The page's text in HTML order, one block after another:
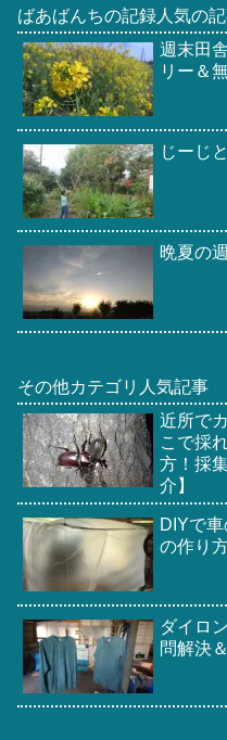
ばあばんちの記録人気の
週末田
リー＆
じーじ
晩夏の
その他カテゴリ人気記事
近所で
こで採
方！採
介】
DIYで
の作り
ダイロ
問解決